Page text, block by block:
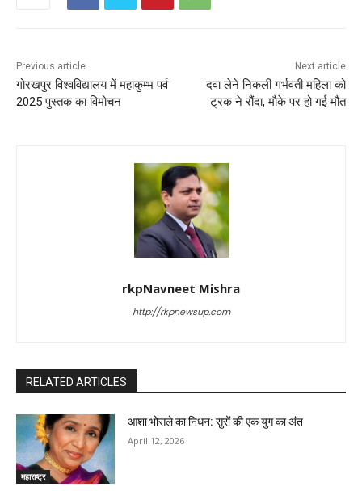
k
p
Previous article
गोरखपुर विश्वविद्यालय में महाकुम्भ पर्व
2025 पुस्तक का विमोचन
Next article
दवा लेने निकली गर्भवती महिला को
ट्रक ने रौंदा, मौके पर हो गई मौत
rkpNavneet Mishra
http://rkpnewsup.com
RELATED ARTICLES
महाराष्ट्र
आशा भोसले का निधन: सुरों की एक युग का अंत
April 12, 2026